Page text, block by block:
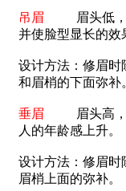
吊眉
眉头低，
并使脸型显长的效
设计方法：修眉时
和眉梢的下面弥补
垂眉
眉头高，
人的年龄感上升。
设计方法：修眉时
眉梢上面的弥补。